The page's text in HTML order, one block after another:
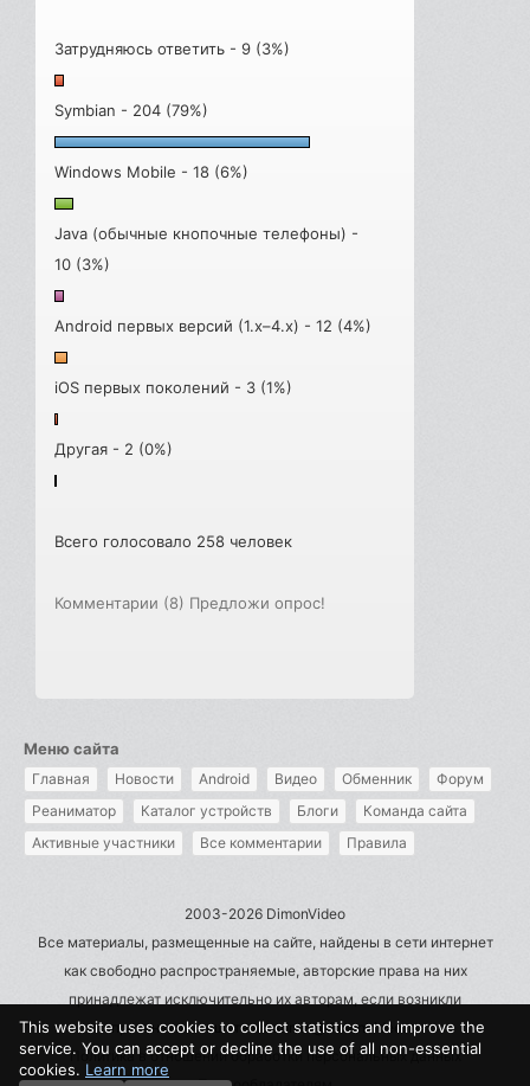
Затрудняюсь ответить - 9 (3%)
Symbian - 204 (79%)
Windows Mobile - 18 (6%)
Java (обычные кнопочные телефоны) -
10 (3%)
Android первых версий (1.x–4.x) - 12 (4%)
iOS первых поколений - 3 (1%)
Другая - 2 (0%)
Всего голосовало 258 человек
Комментарии (8) Предложи опрос!
Меню сайта
Главная Новости Android Видео Обменник
Форум
Реаниматор
Каталог устройств Блоги
Команда сайта
Активные участники
Все комментарии Правила
2003-2026 DimonVideo
Все материалы, размещенные на сайте, найдены в сети интернет
как свободно распространяемые, авторские права на них
принадлежат исключительно их авторам, если возникли
претензии - пишите на admin@dimonvideo.ru
Политика в отношении обработки персональных данных
This website uses cookies to collect statistics and improve the
service. You can accept or decline the use of all non-essential
cookies. Learn more